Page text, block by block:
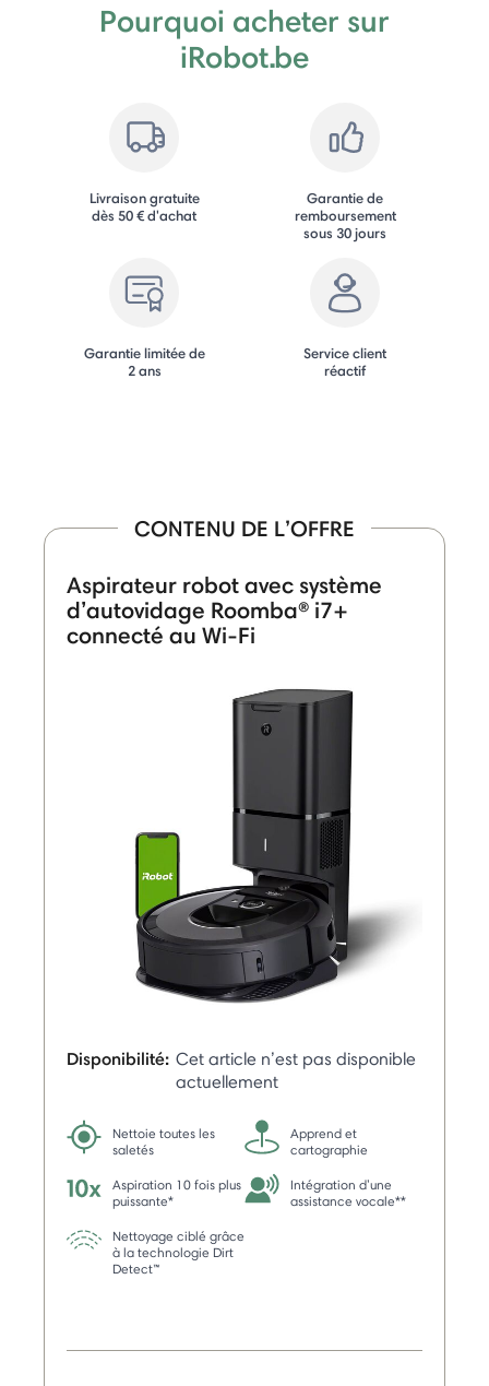
Pourquoi acheter sur
iRobot.be
Livraison gratuite
dès 50 € d'achat
Garantie de
remboursement
sous 30 jours
Garantie limitée de
2 ans
Service client
réactif
CONTENU DE L’OFFRE
Aspirateur robot avec système
d’autovidage Roomba® i7+
connecté au Wi-Fi
Disponibilité: Cet article n’est pas disponible
actuellement
Nettoie toutes les
saletés
Apprend et
cartographie
Aspiration 10 fois plus
puissante*
Intégration d’une
assistance vocale**
Nettoyage ciblé grâce
à la technologie Dirt
Detect™